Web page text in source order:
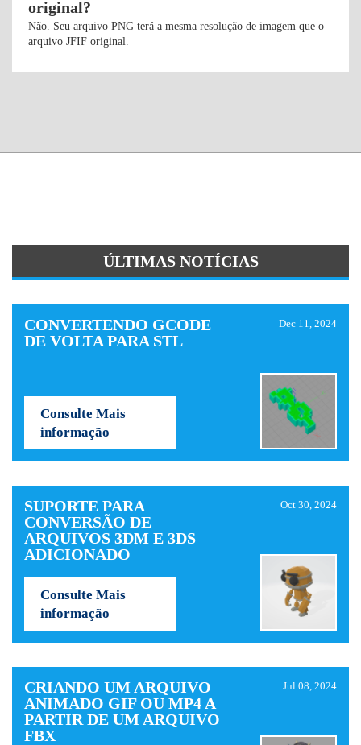
original?
Não. Seu arquivo PNG terá a mesma resolução de imagem que o
arquivo JFIF original.
ÚLTIMAS NOTÍCIAS
CONVERTENDO GCODE
DE VOLTA PARA STL
Dec 11, 2024
Consulte Mais
informação
SUPORTE PARA
CONVERSÃO DE
ARQUIVOS 3DM E 3DS
ADICIONADO
Oct 30, 2024
Consulte Mais
informação
CRIANDO UM ARQUIVO
ANIMADO GIF OU MP4 A
PARTIR DE UM ARQUIVO
FBX
Jul 08, 2024